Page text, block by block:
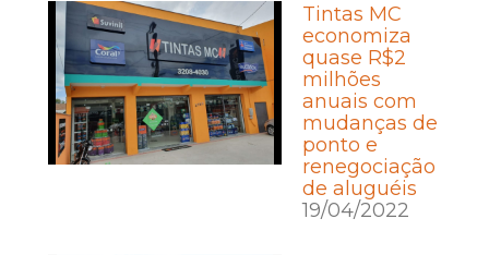
Tintas MC
economiza
quase R$2
milhões
anuais com
mudanças de
ponto e
renegociação
de aluguéis
19/04/2022